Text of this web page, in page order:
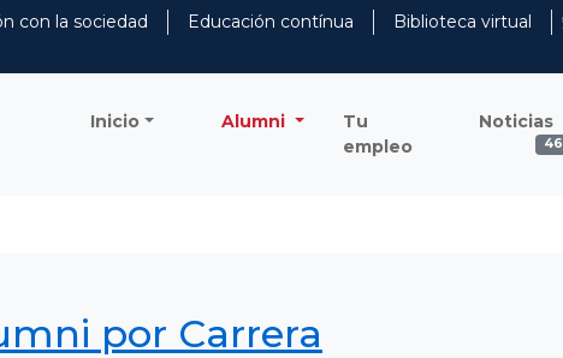
con la sociedad Educación contínua
Biblioteca virtual
Inicio Alumni
Tu
empleo
Noticias
46
por Carrera